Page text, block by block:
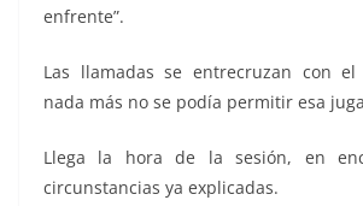
enfrente”.
Las llamadas se entrecruzan con
nada más no se podía permitir esa
Llega la hora de la sesión, en
circunstancias ya explicadas.